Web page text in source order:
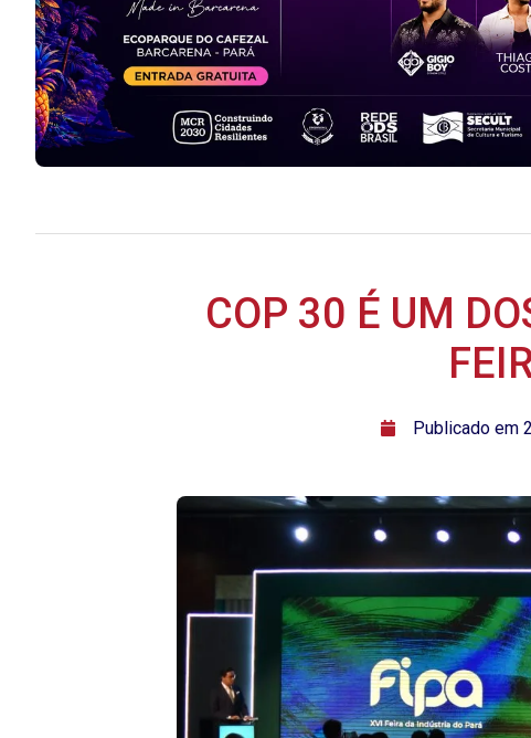
COP 30 É UM
ﾠPublicado em